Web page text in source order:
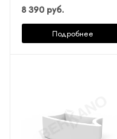
8 390 руб.
Подробнее